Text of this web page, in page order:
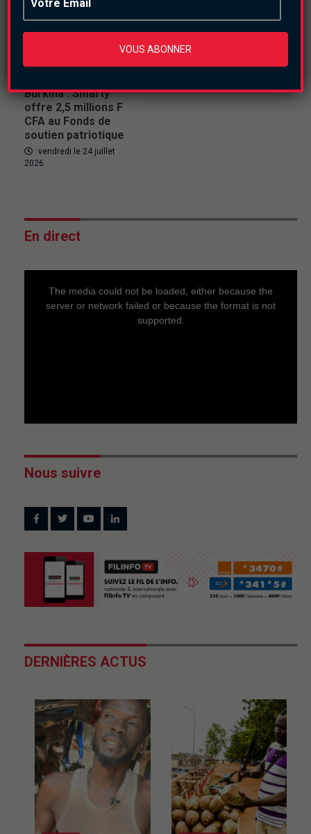
Burkina : Smarty
offre 2,5 millions F
CFA au Fonds de
soutien patriotique
vendredi le 24 juillet
2026
En direct
The media could not be loaded, either because the
server or network failed or because the format is not
supported.
Nous suivre
DERNIÈRES ACTUS
VOUS ABONNER